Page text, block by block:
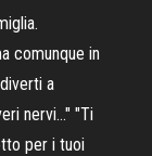
comunque in
a
nervi…" "Ti
per i tuoi